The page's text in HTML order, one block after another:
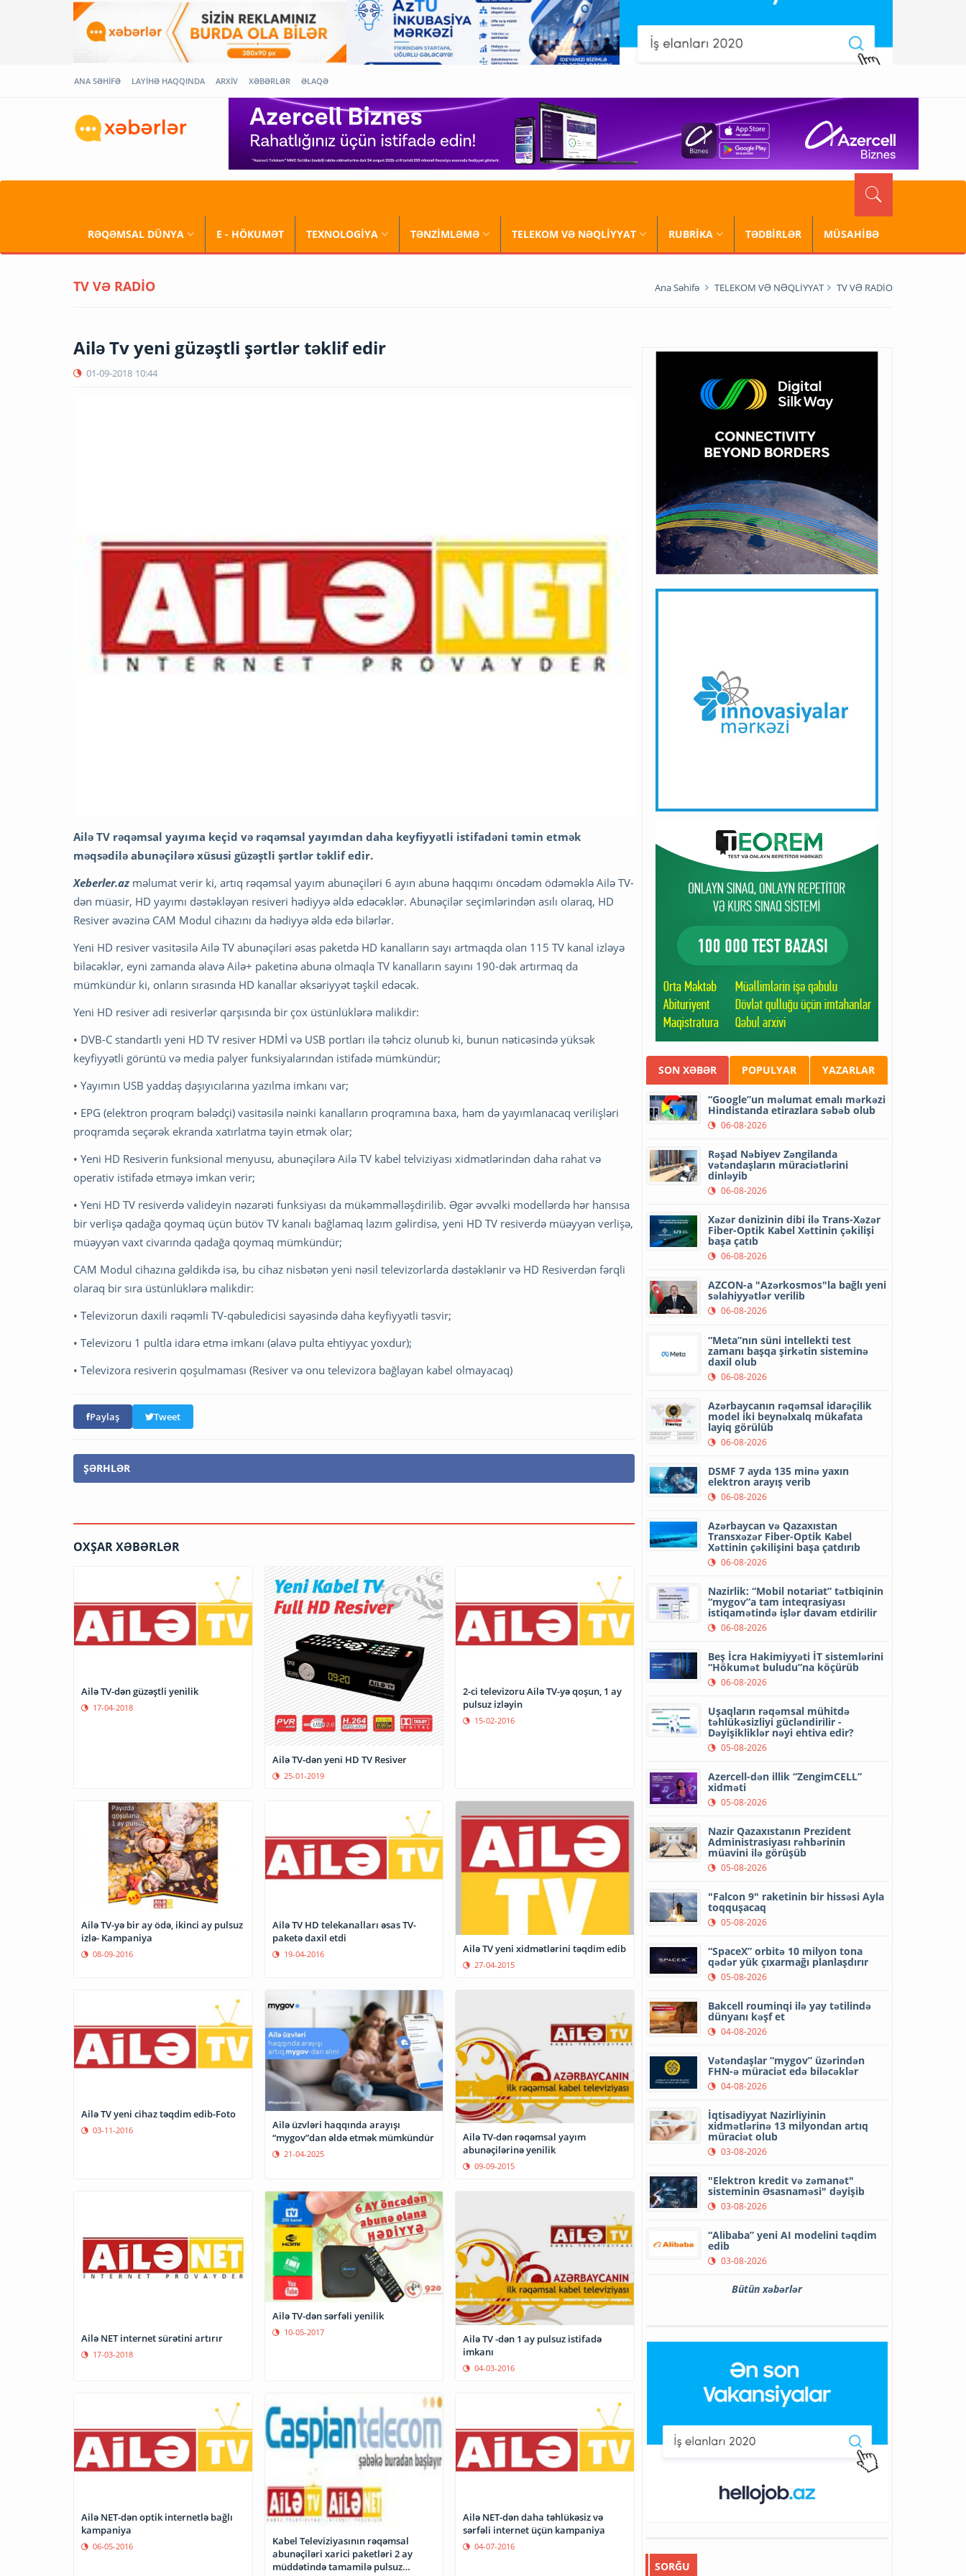
ANA SƏHİFƏ LAYİHƏ HAQQINDA ARXİV XƏBƏRLƏR ƏLAQƏ
RƏQƏMSAL DÜNYA E - HÖKUMƏT TEXNOLOGİYA TƏNZİMLƏMƏ TELEKOM VƏ NƏQLİYYAT RUBRİKA TƏDBİRLƏR MÜSAHİBƏ
TV VƏ RADİO Ana Səhifə TELEKOM VƏ NƏQLİYYAT TV VƏ RADİO
Ailə Tv yeni güzəştli şərtlər təklif edir
01-09-2018 10:44
Ailə TV rəqəmsal yayıma keçid və rəqəmsal yayımdan daha keyfiyyətli istifadəni təmin etmək
məqsədilə abunəçilərə xüsusi güzəştli şərtlər təklif edir.
Xeberler.az məlumat verir ki, artıq rəqəmsal yayım abunəçiləri 6 ayın abunə haqqımı öncədəm ödəməklə Ailə TV-
dən müasir, HD yayımı dəstəkləyən resiveri hədiyyə əldə edəcəklər. Abunəçilər seçimlərindən asılı olaraq, HD
Resiver əvəzinə CAM Modul cihazını da hədiyyə əldə edə bilərlər.
Yeni HD resiver vasitəsilə Ailə TV abunəçiləri əsas paketdə HD kanalların sayı artmaqda olan 115 TV kanal izləyə
biləcəklər, eyni zamanda əlavə Ailə+ paketinə abunə olmaqla TV kanalların sayını 190-dək artırmaq da
mümkündür ki, onların sırasında HD kanallar əksəriyyət təşkil edəcək.
Yeni HD resiver adi resiverlər qarşısında bir çox üstünlüklərə malikdir:
• DVB-C standartlı yeni HD TV resiver HDMİ və USB portları ilə təhciz olunub ki, bunun nəticəsində yüksək
keyfiyyətli görüntü və media palyer funksiyalarından istifadə mümkündür;
• Yayımın USB yaddaş daşıyıcılarına yazılma imkanı var;
• EPG (elektron proqram bələdçi) vasitəsilə nəinki kanalların proqramına baxa, həm də yayımlanacaq verilişləri
proqramda seçərək ekranda xatırlatma təyin etmək olar;
• Yeni HD Resiverin funksional menyusu, abunəçilərə Ailə TV kabel telviziyası xidmətlərindən daha rahat və
operativ istifadə etməyə imkan verir;
• Yeni HD TV resiverdə valideyin nəzarəti funksiyası da mükəmməlləşdirilib. Əgər əvvəlki modellərdə hər hansısa
bir verlişə qadağa qoymaq üçün bütöv TV kanalı bağlamaq lazım gəlirdisə, yeni HD TV resiverdə müəyyən verlişə,
müəyyən vaxt civarında qadağa qoymaq mümkündür;
CAM Modul cihazına gəldikdə isə, bu cihaz nisbətən yeni nəsil televizorlarda dəstəklənir və HD Resiverdən fərqli
olaraq bir sıra üstünlüklərə malikdir:
• Televizorun daxili rəqəmli TV-qəbuledicisi sayəsində daha keyfiyyətli təsvir;
• Televizoru 1 pultla idarə etmə imkanı (əlavə pulta ehtiyyac yoxdur);
• Televizora resiverin qoşulmaması (Resiver və onu televizora bağlayan kabel olmayacaq)
Paylaş Tweet
ŞƏRHLƏR
OXŞAR XƏBƏRLƏR
Ailə TV-dən güzəştli yenilik
17-04-2018
Ailə TV-dən yeni HD TV Resiver
25-01-2019
2-ci televizoru Ailə TV-yə qoşun, 1 ay
pulsuz izləyin
15-02-2016
Ailə TV-yə bir ay ödə, ikinci ay pulsuz
izlə- Kampaniya
08-09-2016
Ailə TV HD telekanalları əsas TV-
paketə daxil etdi
19-04-2016 Ailə TV yeni xidmətlərini təqdim edib
27-04-2015
Ailə TV yeni cihaz təqdim edib-Foto
03-11-2016
Ailə üzvləri haqqında arayışı
“mygov”dan əldə etmək mümkündür
21-04-2025
Ailə TV-dən rəqəmsal yayım
abunəçilərinə yenilik
09-09-2015
Ailə NET internet sürətini artırır
17-03-2018
Ailə TV-dən sərfəli yenilik
10-05-2017
Ailə TV -dən 1 ay pulsuz istifadə
imkanı
04-03-2016
Ailə NET-dən optik internetlə bağlı
kampaniya
06-05-2016
Kabel Televiziyasının rəqəmsal
abunəçiləri xarici paketləri 2 ay
müddətində tamamilə pulsuz
Ailə NET-dən daha təhlükəsiz və
sərfəli internet üçün kampaniya
04-07-2016
SON XƏBƏR POPULYAR YAZARLAR
“Google”un məlumat emalı mərkəzi
Hindistanda etirazlara səbəb olub
06-08-2026
Rəşad Nəbiyev Zəngilanda
vətəndaşların müraciətlərini
dinləyib
06-08-2026
Xəzər dənizinin dibi ilə Trans-Xəzər
Fiber-Optik Kabel Xəttinin çəkilişi
başa çatıb
06-08-2026
AZCON-a "Azərkosmos"la bağlı yeni
səlahiyyətlər verilib
06-08-2026
“Meta”nın süni intellekti test
zamanı başqa şirkətin sisteminə
daxil olub
06-08-2026
Azərbaycanın rəqəmsal idarəçilik
model iki beynəlxalq mükafata
layiq görülüb
06-08-2026
DSMF 7 ayda 135 minə yaxın
elektron arayış verib
06-08-2026
Azərbaycan və Qazaxıstan
Transxəzər Fiber-Optik Kabel
Xəttinin çəkilişini başa çatdırıb
06-08-2026
Nazirlik: “Mobil notariat” tətbiqinin
“mygov”a tam inteqrasiyası
istiqamətində işlər davam etdirilir
06-08-2026
Beş İcra Hakimiyyəti İT sistemlərini
“Hökumət buludu”na köçürüb
06-08-2026
Uşaqların rəqəmsal mühitdə
təhlükəsizliyi gücləndirilir -
Dəyişikliklər nəyi ehtiva edir?
05-08-2026
Azercell-dən illik “ZengimCELL”
xidməti
05-08-2026
Nazir Qazaxıstanın Prezident
Administrasiyası rəhbərinin
müavini ilə görüşüb
05-08-2026
"Falcon 9" raketinin bir hissəsi Ayla
toqquşacaq
05-08-2026
“SpaceX” orbitə 10 milyon tona
qədər yük çıxarmağı planlaşdırır
05-08-2026
Bakcell rouminqi ilə yay tətilində
dünyanı kəşf et
04-08-2026
Vətəndaşlar “mygov” üzərindən
FHN-ə müraciət edə biləcəklər
04-08-2026
İqtisadiyyat Nazirliyinin
xidmətlərinə 13 milyondan artıq
müraciət olub
03-08-2026
"Elektron kredit və zəmanət"
sisteminin Əsasnaməsi" dəyişib
03-08-2026
“Alibaba” yeni AI modelini təqdim
edib
03-08-2026
Bütün xəbərlər
SORĞU